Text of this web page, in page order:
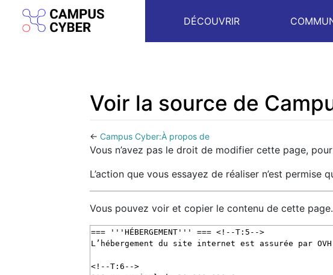
DÉCOUVRIR
Voir la source de
← Campus Cyber:À propos de
Aller à :navigation, rechercher
Vous n’avez pas le droit de modifier cette page,
L’action que vous essayez de réaliser n’est permise
Vous pouvez voir et copier le contenu de cette page.